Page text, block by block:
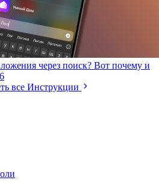
через поиск? Вот почему и
все Инструкции